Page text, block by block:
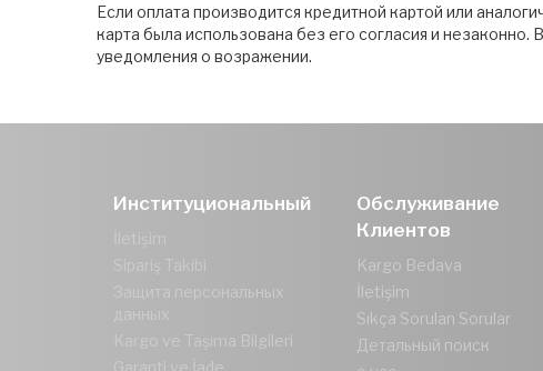
Если оплата производится кредитной картой или
карта была использована без его согласия и
уведомления о возражении.
Институциональный
Sipariş Takibi
Защита персональных
Kargo ve Taşıma Bilgileri
Garanti ve İade
Обслуживание
Клиентов
Kargo Bedava
İletişim
Sıkça Sorulan Sorular
Детальный поиск